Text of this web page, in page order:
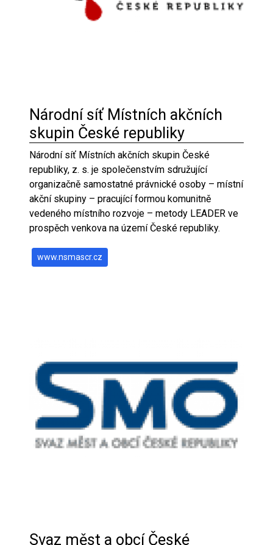
Národní síť Místních akčních
skupin České republiky
Národní síť Místních akčních skupin České
republiky, z. s. je společenstvím sdružující
organizačně samostatné právnické osoby – místní
akční skupiny – pracující formou komunitně
vedeného místního rozvoje – metody LEADER ve
prospěch venkova na území České republiky.
www.nsmascr.cz
Svaz měst a obcí České